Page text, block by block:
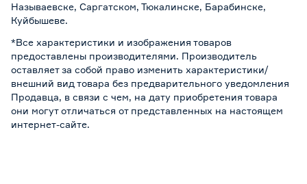
Называевске, Саргатском, Тюкалинске, Барабинске,
Куйбышеве.
*Все характеристики и изображения товаров
предоставлены производителями. Производитель
оставляет за собой право изменить характеристики/
внешний вид товара без предварительного уведомления
Продавца, в связи с чем, на дату приобретения товара
они могут отличаться от представленных на настоящем
интернет-сайте.